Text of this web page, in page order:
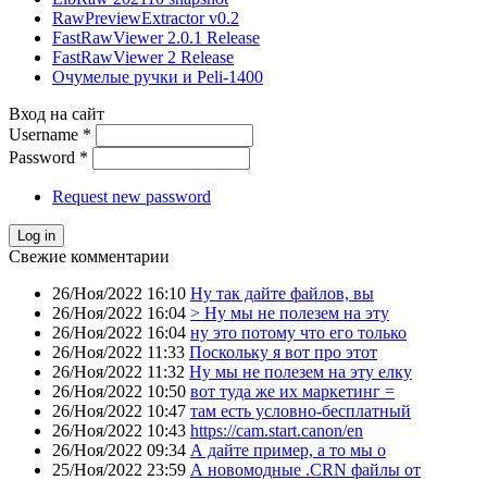
RawPreviewExtractor v0.2
FastRawViewer 2.0.1 Release
FastRawViewer 2 Release
Очумелые ручки и Peli-1400
Вход на сайт
Username *
Password *
Request new password
Свежие комментарии
26/Ноя/2022 16:10 Ну так дайте файлов, вы
26/Ноя/2022 16:04 > Ну мы не полезем на эту
26/Ноя/2022 16:04 ну это потому что его только
26/Ноя/2022 11:33 Поскольку я вот про этот
26/Ноя/2022 11:32 Ну мы не полезем на эту елку
26/Ноя/2022 10:50 вот туда же их маркетинг =
26/Ноя/2022 10:47 там есть условно-бесплатный
26/Ноя/2022 10:43 https://cam.start.canon/en
26/Ноя/2022 09:34 А дайте пример, а то мы о
25/Ноя/2022 23:59 А новомодные .CRN файлы от